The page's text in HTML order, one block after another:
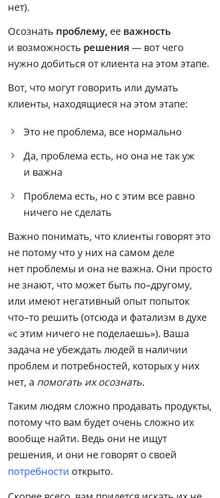
нет).
Осознать проблему, ее важность
и возможность решения — вот чего
нужно добиться от клиента на этом этапе.
Вот, что могут говорить или думать
клиенты, находящиеся на этом этапе:
Это не проблема, все нормально
Да, проблема есть, но она не так уж
и важна
Проблема есть, но с этим все равно
ничего не сделать
Важно понимать, что клиенты говорят это
не потому что у них на самом деле
нет проблемы и она не важна. Они просто
не знают, что может быть по–другому,
или имеют негативный опыт попыток
что–то решить (отсюда и фатализм в духе
«с этим ничего не поделаешь»). Ваша
задача не убеждать людей в наличии
проблем и потребностей, которых у них
нет, а помогать их осознать.
Таким людям сложно продавать продукты,
потому что вам будет очень сложно их
вообще найти. Ведь они не ищут
решения, и они не говорят о своей
потребности открыто.